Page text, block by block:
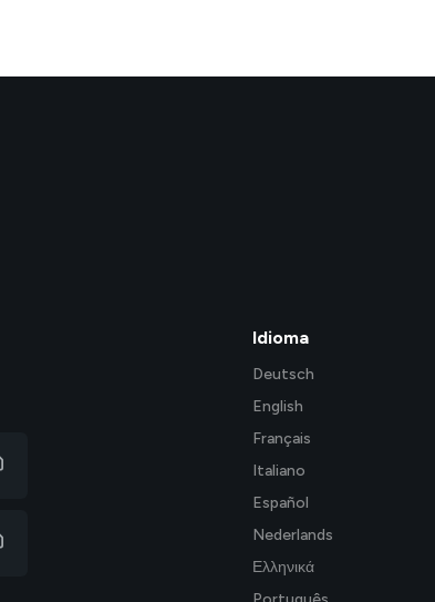
Idioma
Deutsch
English
Français
Italiano
Español
Nederlands
Ελληνικά